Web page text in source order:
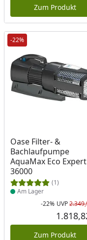
Zum Produkt
-22%
Oase Filter- &
Bachlaufpumpe
AquaMax Eco Expert
36000
(1)
Produkt am Lager
Am Lager
-22% UVP
Zum Produkt